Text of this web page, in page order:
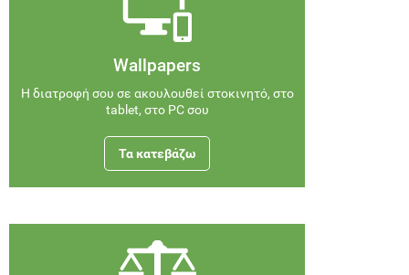
Wallpapers
Η διατροφή σου σε ακουλουθεί στοκινητό, στο
tablet, στο PC σου
Τα κατεβάζω